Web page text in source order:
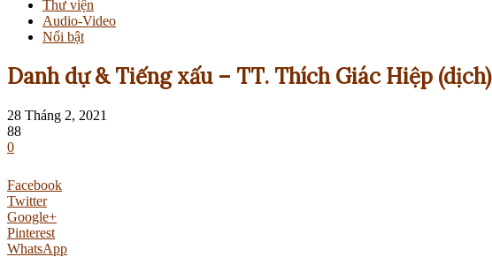
Thư viện
Audio-Video
Nổi bật
Danh dự & Tiếng xấu – TT. Thích Giác Hiệp (dịch)
28 Tháng 2, 2021
88
0
Facebook
Twitter
Google+
Pinterest
WhatsApp